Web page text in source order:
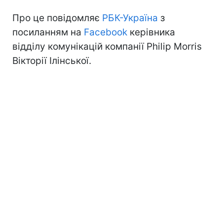
Про це повідомляє РБК-Україна з
посиланням на Facebook керівника
відділу комунікацій компанії Philip Morris
Вікторії Ілінської.